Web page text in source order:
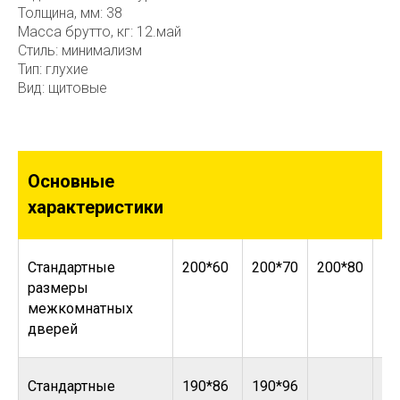
Толщина, мм: 38
Масса брутто, кг: 12.май
Стиль: минимализм
Тип: глухие
Вид: щитовые
Основные
характеристики
Стандартные
размеры
межкомнатных
дверей
200*60 200*70 200*80
Стандартные
190*86 190*96